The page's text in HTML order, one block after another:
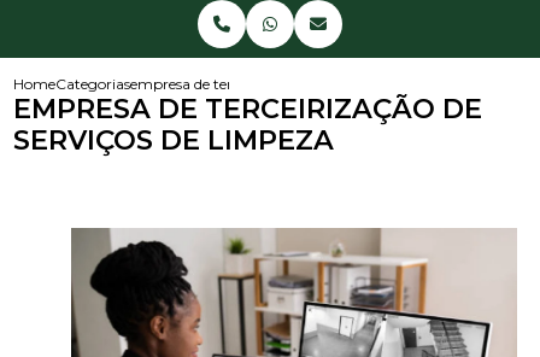
HomeCategoriasempresa de terceirizacao de servicos de limpeza
EMPRESA DE TERCEIRIZAÇÃO DE
SERVIÇOS DE LIMPEZA